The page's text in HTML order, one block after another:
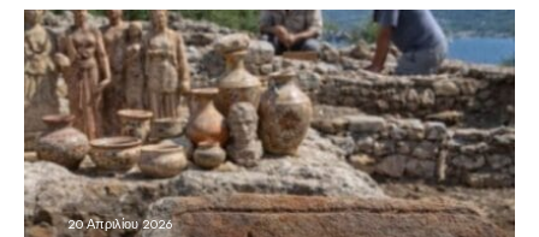
20 Απριλίου 2026